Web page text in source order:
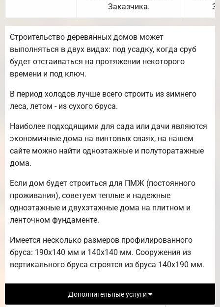
Заказчика.
Строительство деревянных домов может
выполняться в двух видах: под усадку, когда сруб
будет отстаиваться на протяжении некоторого
времени и под ключ.
В период холодов лучше всего строить из зимнего
леса, летом - из сухого бруса.
Наиболее подходящими для сада или дачи являются
экономичные дома на винтовых сваях, на нашем
сайте можно найти одноэтажные и полуторатажные
дома.
Если дом будет строиться для ПМЖ (постоянного
проживания), советуем теплые и надежные
одноэтажные и двухэтажные дома на плитном и
ленточном фундаменте.
Имеется несколько размеров профилированного
бруса: 190х140 мм и 140х140 мм. Сооружения из
вертикального бруса строятся из бруса 140х190 мм.
Дополнительные услуги